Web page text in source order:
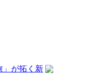
」が拓く新